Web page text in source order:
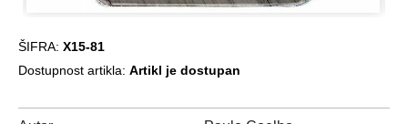
ŠIFRA: X15-81
Dostupnost artikla: Artikl je dostupan